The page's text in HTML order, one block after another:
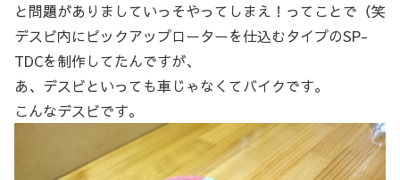
と問題がありましていっそやってしまえ！ってことで（笑
デスビ内にピックアップローターを仕込むタイプのSP-
TDCを制作してたんですが、
あ、デスビといっても車じゃなくてバイクです。
こんなデスビです。